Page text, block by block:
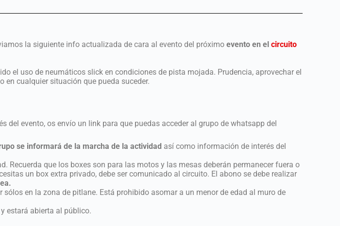
la siguiente info actualizada de cara al evento del próximoevento en elcircuito
el uso de neumáticos slick en condiciones de pista mojada. Prudencia, aprovechar el
en cualquier situación que pueda suceder.
del evento, os envío un link para que puedas acceder al grupo de whatsapp del
se informará de la marcha de la actividad así como información de interés del
Recuerda que los boxes son para las motos y las mesas deberán permanecer fuera o
un box extra privado, debe ser comunicado al circuito. El abono se debe realizar
en la zona de pitlane. Está prohibido asomar a un menor de edad al muro de
estará abierta al público.